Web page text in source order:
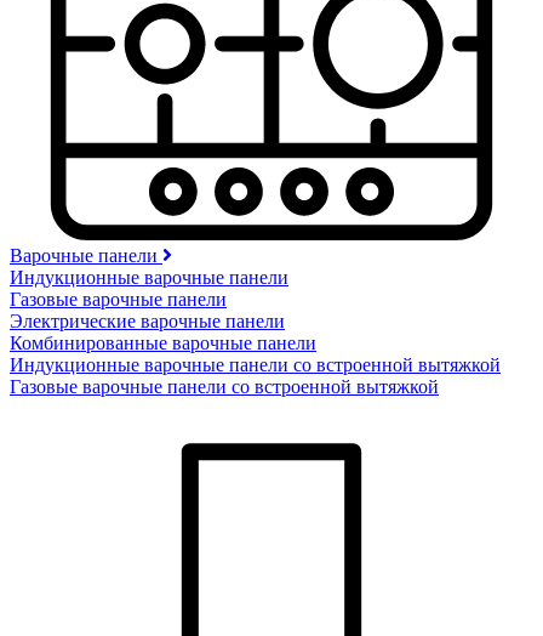
Варочные панели
Индукционные варочные панели
Газовые варочные панели
Электрические варочные панели
Комбинированные варочные панели
Индукционные варочные панели со встроенной вытяжкой
Газовые варочные панели со встроенной вытяжкой